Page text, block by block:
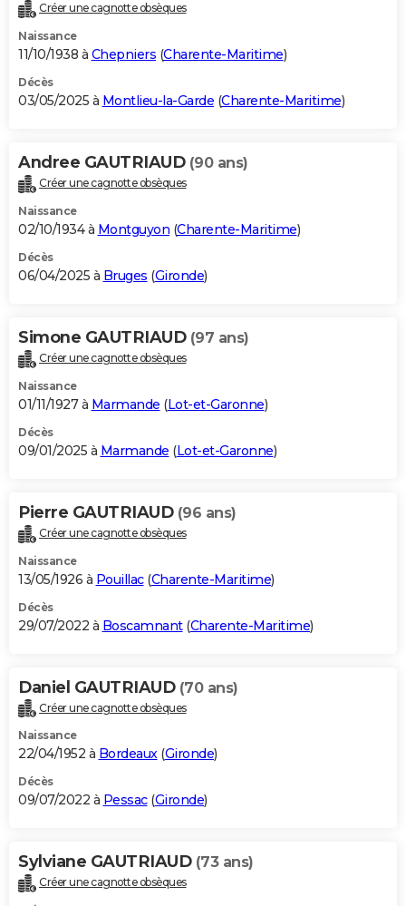
Destinations
City break
Voyage nature
Voyage de noces
Forum
Climat
+PHOTO
GUIDES D'ACHAT
BONS PLANS
Carte de Noël
Carte Bonne année
Carte Saint-Valentin
Carte Pâques
Carte d'anniversaire
DICTIONNAIRE
Dictionnaire
Biographies
Citations
Expressions
Proverbes
PROGRAMME TV
S'inscrire
Se connecter
Lycées
Collèges
Primaires
Universités
Entreprises
Service militaire
Avis de recherche
AVIS DE DÉCÈS
Bricolage
Lifestyle
Culture
Sport
Auto
Television
Voyage
Cinema
Créer une cagnotte obsèques
Naissance
11/10/1938 à Chepniers (Charente-Maritime)
Décès
03/05/2025 à Montlieu-la-Garde (Charente-Maritime)
Andree GAUTRIAUD (90 ans)
Créer une cagnotte obsèques
Naissance
02/10/1934 à Montguyon (Charente-Maritime)
Décès
06/04/2025 à Bruges (Gironde)
Simone GAUTRIAUD (97 ans)
Créer une cagnotte obsèques
Naissance
01/11/1927 à Marmande (Lot-et-Garonne)
Décès
09/01/2025 à Marmande (Lot-et-Garonne)
Pierre GAUTRIAUD (96 ans)
Créer une cagnotte obsèques
Naissance
13/05/1926 à Pouillac(Charente-Maritime)
Décès
29/07/2022 à Boscamnant(Charente-Maritime)
Daniel GAUTRIAUD (70 ans)
Créer une cagnotte obsèques
Naissance
22/04/1952 à Bordeaux(Gironde)
Décès
09/07/2022 à Pessac(Gironde)
Sylviane GAUTRIAUD (73 ans)
Créer une cagnotte obsèques